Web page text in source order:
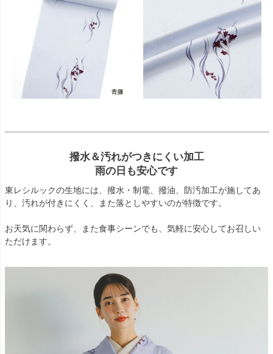
撥水＆汚れがつきにくい加工
雨の日も安心です
東レシルックの生地には、撥水・制電、撥油、防汚加工が施してあ
り、汚れが付きにくく、また落としやすいのが特徴です。
お天気に関わらず、また食事シーンでも、気軽に安心してお召しい
ただけます。